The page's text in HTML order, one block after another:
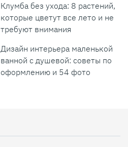
Клумба без ухода: 8 растений,
которые цветут все лето и не
требуют внимания
Дизайн интерьера маленькой
ванной с душевой: советы по
оформлению и 54 фото